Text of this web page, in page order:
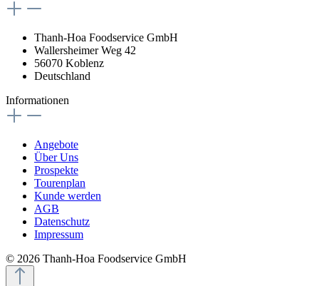
Thanh-Hoa Foodservice GmbH
Wallersheimer Weg 42
56070 Koblenz
Deutschland
Informationen
Angebote
Über Uns
Prospekte
Tourenplan
Kunde werden
AGB
Datenschutz
Impressum
© 2026 Thanh-Hoa Foodservice GmbH